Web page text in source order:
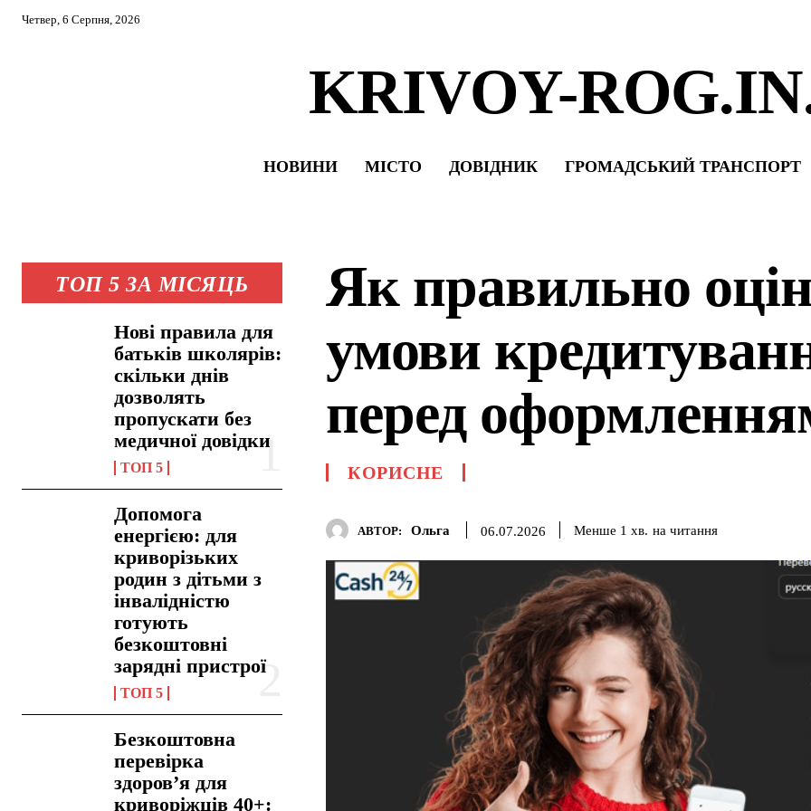
Четвер, 6 Серпня, 2026
KRIVOY-
НОВИНИ МІСТО ДОВІДНИК ГРОМАДСЬКИЙ ТРАНСПОРТ
ТОП 5 ЗА МІСЯЦЬ
Нові правила для
батьків школярів:
скільки днів
дозволять
пропускати без
медичної довідки
ТОП 5
Допомога
енергією: для
криворізьких
родин з дітьми з
інвалідністю
готують
безкоштовні
зарядні пристрої
ТОП 5
Безкоштовна
перевірка
здоров’я для
криворіжців 40+:
Як правильно
умови
перед
КОРИСНЕ
АВТОР: Ольга 06.07.2026 Менше 1 хв. на читання